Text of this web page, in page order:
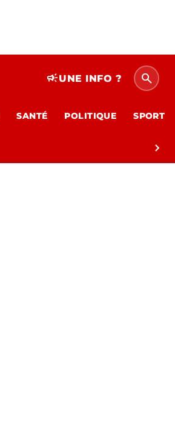
campaignUNE INFO ? search
SANTÉ POLITIQUE SPORT
chevron_right